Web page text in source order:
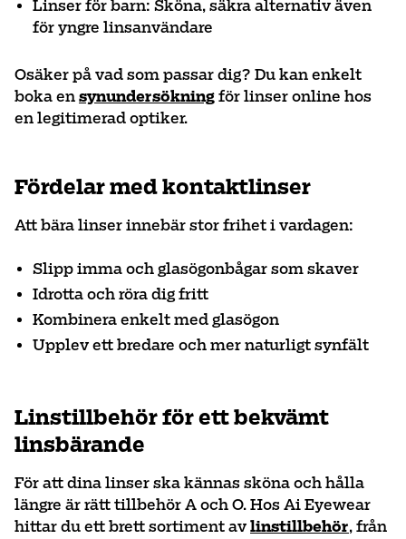
Linser för barn: Sköna, säkra alternativ även
för yngre linsanvändare
Osäker på vad som passar dig? Du kan enkelt
boka en synundersökning för linser online hos
en legitimerad optiker.
Fördelar med kontaktlinser
Att bära linser innebär stor frihet i vardagen:
Slipp imma och glasögonbågar som skaver
Idrotta och röra dig fritt
Kombinera enkelt med glasögon
Upplev ett bredare och mer naturligt synfält
Linstillbehör för ett bekvämt
linsbärande
För att dina linser ska kännas sköna och hålla
längre är rätt tillbehör A och O. Hos Ai Eyewear
hittar du ett brett sortiment av linstillbehör, från